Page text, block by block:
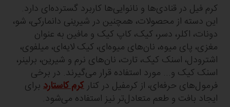
کرم فیل در قنادی‌ها و نانوایی‌‌ها کاربرد گسترده‌ای دارد.
این دسته از محصولات، همچنین در شیرینی دانمارکی، شو،
دونات، اکلر، دسر، کیک، کاپ کیک و مافین به عنوان
مغزی، پای میوه، نان‌های میوه‌ای، کیک لایه‌ای، میلفوی،
اشترودل، اسنک کیک، تارت، نان‌های نرم و شیرین، برلینر،
اسنک کیک و... مورد استفاده قرار می‌گیرند. در برخی
فرمول‌های حرفه‌ای، از کرمفیل در کنار کرم کاستارد برای
ایجاد بافت و طعم متعادل‌تر نیز استفاده می‌شود.